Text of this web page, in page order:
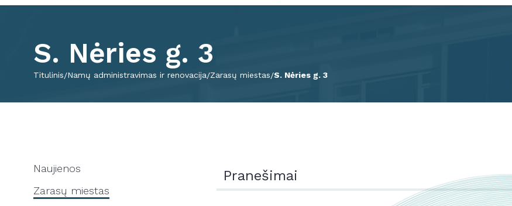
S. Nėries g. 3
Titulinis Namų administravimas ir renovacija Zarasų miestas S. Nėries g. 3
Naujienos
Zarasų miestas
Pranešimai